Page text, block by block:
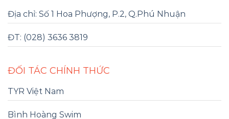
Địa chỉ: Số 1 Hoa Phượng, P.2, Q.Phú Nhuận
ĐT: (028) 3636 3819
ĐỐI TÁC CHÍNH THỨC
TYR Việt Nam
Bình Hoàng Swim